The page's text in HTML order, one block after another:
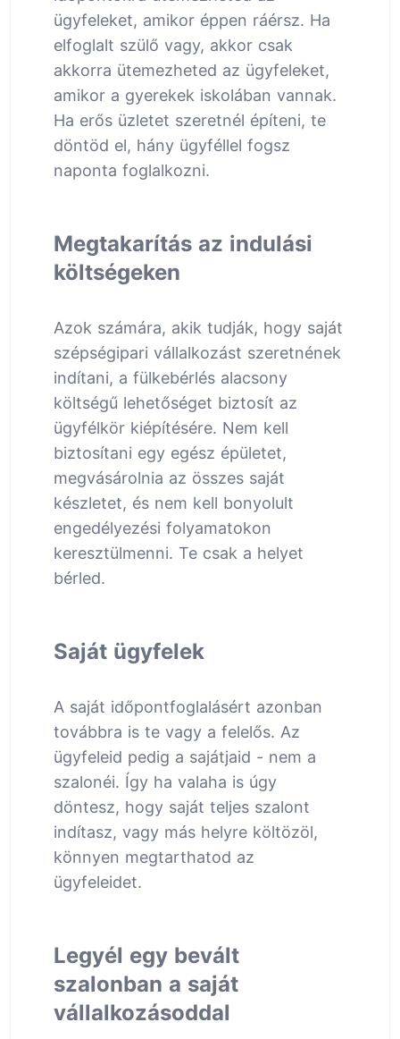
ügyfeleket, amikor éppen ráérsz. Ha
elfoglalt szülő vagy, akkor csak
akkorra ütemezheted az ügyfeleket,
amikor a gyerekek iskolában vannak.
Ha erős üzletet szeretnél építeni, te
döntöd el, hány ügyféllel fogsz
naponta foglalkozni.
Megtakarítás az indulási
költségeken
Azok számára, akik tudják, hogy saját
szépségipari vállalkozást szeretnének
indítani, a fülkebérlés alacsony
költségű lehetőséget biztosít az
ügyfélkör kiépítésére. Nem kell
biztosítani egy egész épületet,
megvásárolnia az összes saját
készletet, és nem kell bonyolult
engedélyezési folyamatokon
keresztülmenni. Te csak a helyet
bérled.
Saját ügyfelek
A saját időpontfoglalásért azonban
továbbra is te vagy a felelős. Az
ügyfeleid pedig a sajátjaid - nem a
szalonéi. Így ha valaha is úgy
döntesz, hogy saját teljes szalont
indítasz, vagy más helyre költözöl,
könnyen megtarthatod az
ügyfeleidet.
Legyél egy bevált
szalonban a saját
vállalkozásoddal